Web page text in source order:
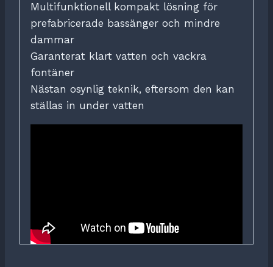
Multifunktionell kompakt lösning för
prefabricerade bassänger och mindre
dammar
Garanterat klart vatten och vackra
fontäner
Nästan osynlig teknik, eftersom den kan
ställas in under vatten